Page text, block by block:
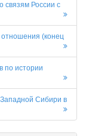
связям России с
отношения (конец
по истории
Сибири в